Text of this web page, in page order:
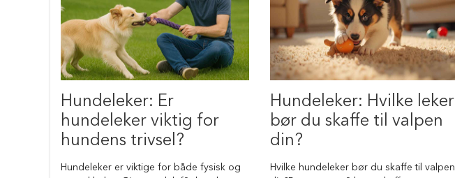
hundemat
Hundebur
Hundebur
hundebur
Transportbur
Tilbehør
Hundeleker: Er
hundeleker viktig for
hundens trivsel?
Hundeleker er viktige for både fysisk og
Hundeleker: Hvilke leker
bør du skaffe til valpen
din?
Hvilke hundeleker bør du skaffe til valpen